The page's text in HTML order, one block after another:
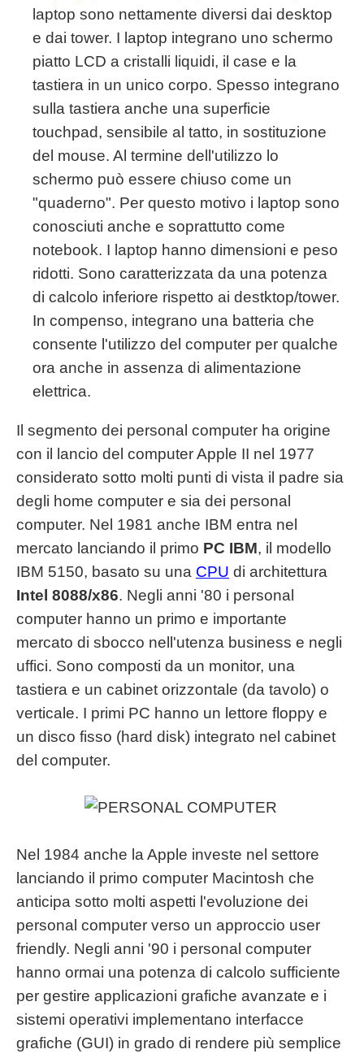
laptop sono nettamente diversi dai desktop
e dai tower. I laptop integrano uno schermo
piatto LCD a cristalli liquidi, il case e la
tastiera in un unico corpo. Spesso integrano
sulla tastiera anche una superficie
touchpad, sensibile al tatto, in sostituzione
del mouse. Al termine dell'utilizzo lo
schermo può essere chiuso come un
"quaderno". Per questo motivo i laptop sono
conosciuti anche e soprattutto come
notebook. I laptop hanno dimensioni e peso
ridotti. Sono caratterizzata da una potenza
di calcolo inferiore rispetto ai destktop/tower.
In compenso, integrano una batteria che
consente l'utilizzo del computer per qualche
ora anche in assenza di alimentazione
elettrica.
Il segmento dei personal computer ha origine
con il lancio del computer Apple II nel 1977
considerato sotto molti punti di vista il padre sia
degli home computer e sia dei personal
computer. Nel 1981 anche IBM entra nel
mercato lanciando il primo PC IBM, il modello
IBM 5150, basato su una CPU di architettura
Intel 8088/x86. Negli anni '80 i personal
computer hanno un primo e importante
mercato di sbocco nell'utenza business e negli
uffici. Sono composti da un monitor, una
tastiera e un cabinet orizzontale (da tavolo) o
verticale. I primi PC hanno un lettore floppy e
un disco fisso (hard disk) integrato nel cabinet
del computer.
Nel 1984 anche la Apple investe nel settore
lanciando il primo computer Macintosh che
anticipa sotto molti aspetti l'evoluzione dei
personal computer verso un approccio user
friendly. Negli anni '90 i personal computer
hanno ormai una potenza di calcolo sufficiente
per gestire applicazioni grafiche avanzate e i
sistemi operativi implementano interfacce
grafiche (GUI) in grado di rendere più semplice